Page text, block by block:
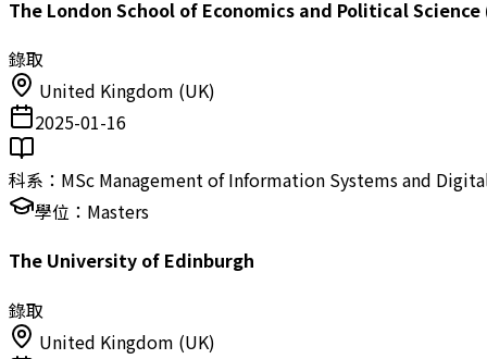
The London School of Economics and Political Science
錄取
United Kingdom (UK)
2025-01-16
科系： MSc Management of Information Systems and
學位： Masters
The University of Edinburgh
錄取
United Kingdom (UK)